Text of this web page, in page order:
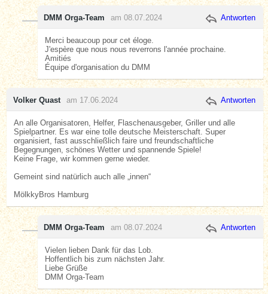
DMM Orga-Team am 08.07.2024 Antworten
Merci beaucoup pour cet éloge.
J'espère que nous nous reverrons l'année prochaine.
Amitiés
Équipe d'organisation du DMM
Volker Quast am 17.06.2024 Antworten
An alle Organisatoren, Helfer, Flaschenausgeber, Griller und alle
Spielpartner. Es war eine tolle deutsche Meisterschaft. Super
organisiert, fast ausschließlich faire und freundschaftliche
Begegnungen, schönes Wetter und spannende Spiele!
Keine Frage, wir kommen gerne wieder.
Gemeint sind natürlich auch alle „innen“
MölkkyBros Hamburg
DMM Orga-Team am 08.07.2024 Antworten
Vielen lieben Dank für das Lob.
Hoffentlich bis zum nächsten Jahr.
Liebe Grüße
DMM Orga-Team